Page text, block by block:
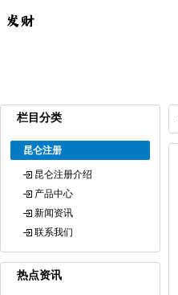
栏目分类
昆仑注册
昆仑注册介绍
产品中心
新闻资讯
联系我们
热点资讯